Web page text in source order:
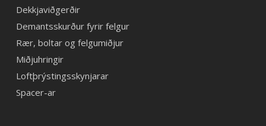
Dekkjaviðgerðir
Demantsskurður fyrir felgur
Rær, boltar og felgumiðjur
Miðjuhringir
Loftþrýstingsskynjarar
Spacer-ar